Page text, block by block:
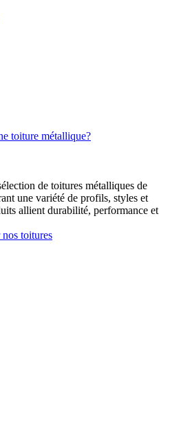
toiture métallique?
de toitures métalliques de
une variété de profils, styles et
allient durabilité, performance et
toitures